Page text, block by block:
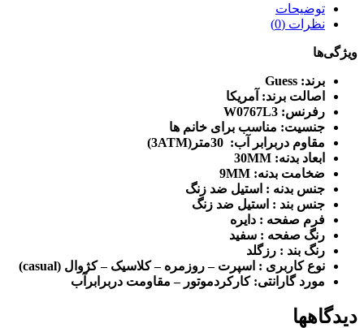
توضیحات
نظرات (0)
ویژگی‌ها
برند: Guess
اصالت برند: آمریکا
رفرنس: W0767L3
جنسیت: مناسب برای خانم ها
مقاوم دربرابر آب: 30متر(3ATM)
ابعاد بدنه: 30MM
ضخامت بدنه: 9MM
جنس بدنه : استیل ضد زنگ
جنس بند : استیل ضد زنگ
فرم صفحه : دایره
رنگ صفحه : سفید
رنگ بند : رزگلد
نوع کاربری : اسپرت – روزمره – کلاسیک – کژوال (casual)
مورد گارانتی: کارکردموتور – مقاومت دربرابرآب
دیدگاهها